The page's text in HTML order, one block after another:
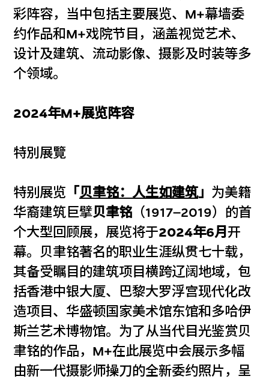
彩阵容，当中包括主要展览、M+幕墙委
约作品和M+戏院节目，涵盖视觉艺术、
设计及建筑、流动影像、摄影及时装等多
个领域。
2024年M+展览阵容
特別展覽
特别展览 「 贝聿铭：人生如建筑」 为美籍
华裔建筑巨擘贝聿铭 （1917–2019）的首
个大型回顾展，展览将于2024年6月开
幕。贝聿铭著名的职业生涯纵贯七十载，
其备受瞩目的建筑项目横跨辽阔地域，包
括香港中银大厦、巴黎大罗浮宫现代化改
造项目、华盛顿国家美术馆东馆和多哈伊
斯兰艺术博物馆。为了从当代目光鉴赏贝
聿铭的作品，M+在此展览中会展示多幅
由新一代摄影师操刀的全新委约照片，呈